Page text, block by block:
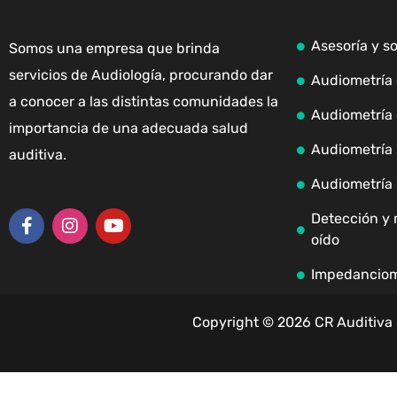
Somos una empresa que brinda
servicios de Audiología, procurando dar
a conocer a las distintas comunidades la
importancia de una adecuada salud
auditiva.
Asesoría y
Audiometría
Audiometría
Audiometría
Detección y
oído
Copyright © 2026 CR Auditiva